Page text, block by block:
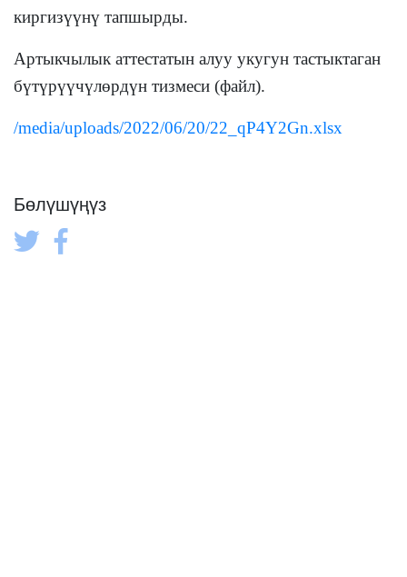
киргизүүнү тапшырды.
Артыкчылык аттестатын алуу укугун тастыктаган
бүтүрүүчүлөрдүн тизмеси (файл).
/media/uploads/2022/06/20/22_qP4Y2Gn.xlsx
Бөлүшүңүз